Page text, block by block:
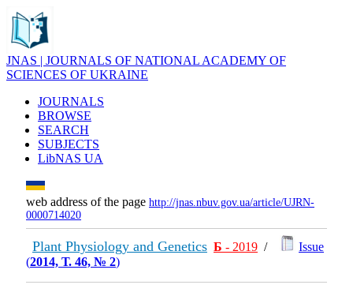
JNAS | JOURNALS OF NATIONAL ACADEMY OF
SCIENCES OF UKRAINE
JOURNALS
BROWSE
SEARCH
SUBJECTS
LibNAS UA
web address of the page http://jnas.nbuv.gov.ua/article/UJRN-
0000714020
Plant Physiology and Genetics Б - 2019 /
Issue
(2014, Т. 46, № 2)